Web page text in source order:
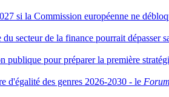
si la Commission européenne ne
secteur de la finance pourrait dépasser
publique pour préparer la première
d'égalité des genres 2026-2030 - le